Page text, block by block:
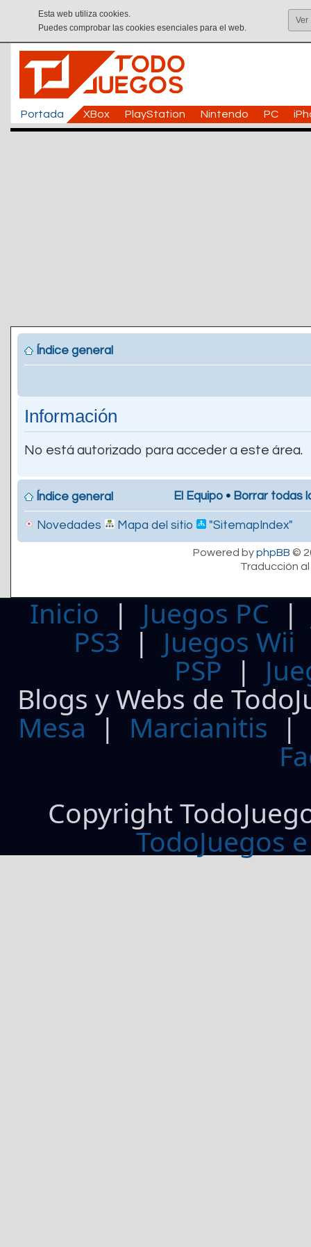
Esta web utiliza cookies.
Puedes comprobar las cookies esenciales para el web.
Ver
Portada XBox PlayStation Nintendo PC
Índice general
Información
No está autorizado para acceder a este área.
Índice general El Equipo • Borrar todas
Novedades Mapa del sitio "SitemapIndex"
Powered byphpBB ©
Traducción
Inicio | Juegos PC
PS3| Juegos Wii
PSP |
Blogs y Webs de
Mesa | Marcianitis |
Copyright
TodoJuegos